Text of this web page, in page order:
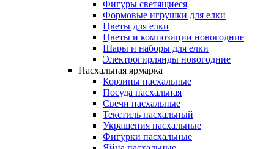
Фигуры светящиеся
Формовые игрушки для елки
Цветы для елки
Цветы и композиции новогодние
Шары и наборы для елки
Электрогирлянды новогодние
Пасхальная ярмарка
Корзины пасхальные
Посуда пасхальная
Свечи пасхальные
Текстиль пасхальный
Украшения пасхальные
Фигурки пасхальные